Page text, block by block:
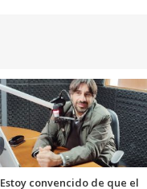
Estoy convencido de que el